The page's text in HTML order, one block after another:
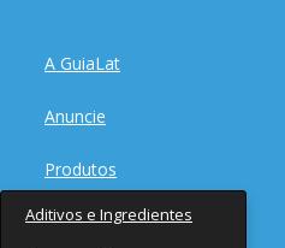
A GuiaLat
Anuncie
Produtos
Aditivos e Ingredientes
Fornecedores